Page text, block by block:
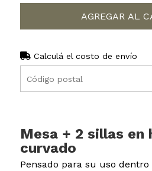
AGREGAR AL
Calculá el costo de envío
Mesa + 2 sillas en
curvado
Pensado para su uso